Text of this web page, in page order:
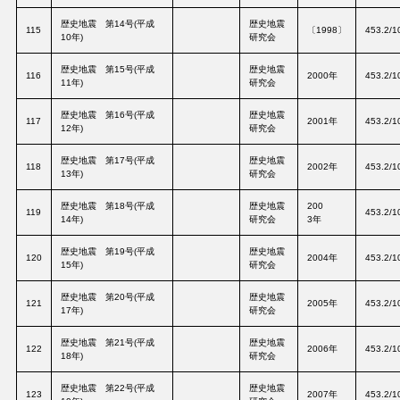
115
歴史地震 第14号(平成
10年)
歴史地震
研究会
〔1998〕 453.2/
116
歴史地震 第15号(平成
11年)
歴史地震
研究会
2000年 453.2/
117
歴史地震 第16号(平成
12年)
歴史地震
研究会
2001年 453.2/
118
歴史地震 第17号(平成
13年)
歴史地震
研究会
2002年 453.2/
119
歴史地震 第18号(平成
14年)
歴史地震
研究会
200
3年
453.2/
120
歴史地震 第19号(平成
15年)
歴史地震
研究会
2004年 453.2/
121
歴史地震 第20号(平成
17年)
歴史地震
研究会
2005年 453.2/
122
歴史地震 第21号(平成
18年)
歴史地震
研究会
2006年 453.2/
123
歴史地震 第22号(平成
歴史地震
2007年 453.2/